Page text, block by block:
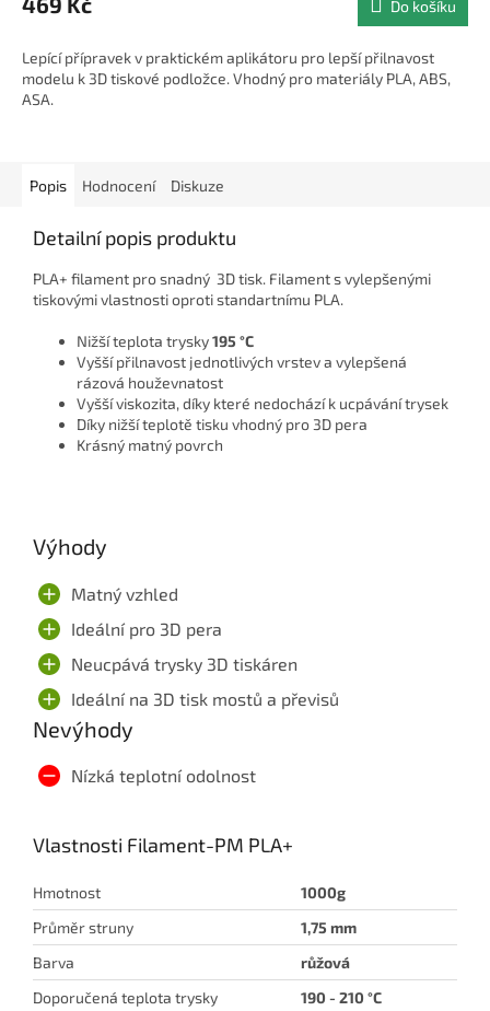
Do košíku
Lepící přípravek v praktickém aplikátoru pro lepší přilnavost
modelu k 3D tiskové podložce. Vhodný pro materiály PLA, ABS,
ASA.
Popis Hodnocení Diskuze
Detailní popis produktu
PLA+ filament pro snadný 3D tisk. Filament s vylepšenými
tiskovými vlastnosti oproti standartnímu PLA.
Nižší teplota trysky195 °C
Vyšší přilnavost jednotlivých vrstev a vylepšená
rázová houževnatost
Vyšší viskozita, díky které nedochází k ucpávání trysek
Díky nižší teplotě tisku vhodný pro 3D pera
Krásný matný povrch
Výhody
Matný vzhled
Ideální pro 3D pera
Neucpává trysky 3D tiskáren
Ideální na 3D tisk mostů a převisů
Nevýhody
Nízká teplotní odolnost
Vlastnosti Filament-PM PLA+
Hmotnost
1000g
Průměr struny
1,75 mm
Barva
růžová
Doporučená teplota trysky
190 - 210 °C